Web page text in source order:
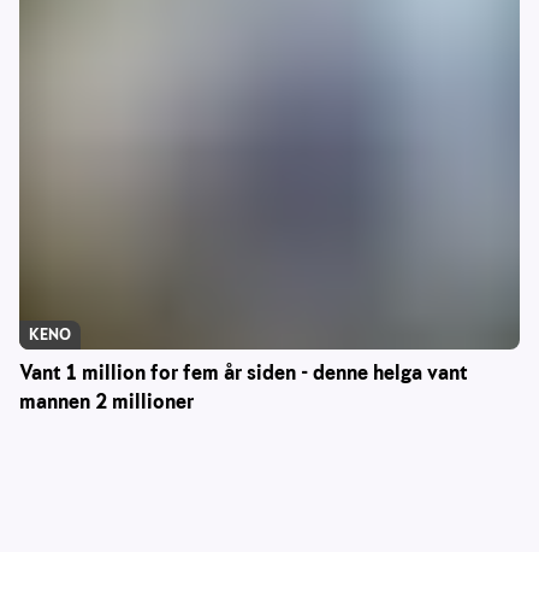
Vant 1 million for fem år siden - denne helga vant
mannen 2 millioner
KENO